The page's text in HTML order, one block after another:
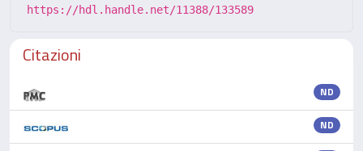
https://hdl.handle.net/11388/133589
Citazioni
ND
ND